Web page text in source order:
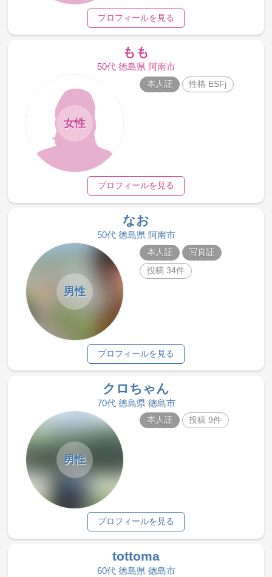
プロフィールを見る
もも
50代 徳島県 阿南市
女性
本人証 性格 ESFj
プロフィールを見る
なお
50代 徳島県 阿南市
男性
本人証
写真証
投稿 34件
プロフィールを見る
クロちゃん
70代 徳島県 徳島市
男性
本人証 投稿 9件
プロフィールを見る
tottoma
60代 徳島県 徳島市